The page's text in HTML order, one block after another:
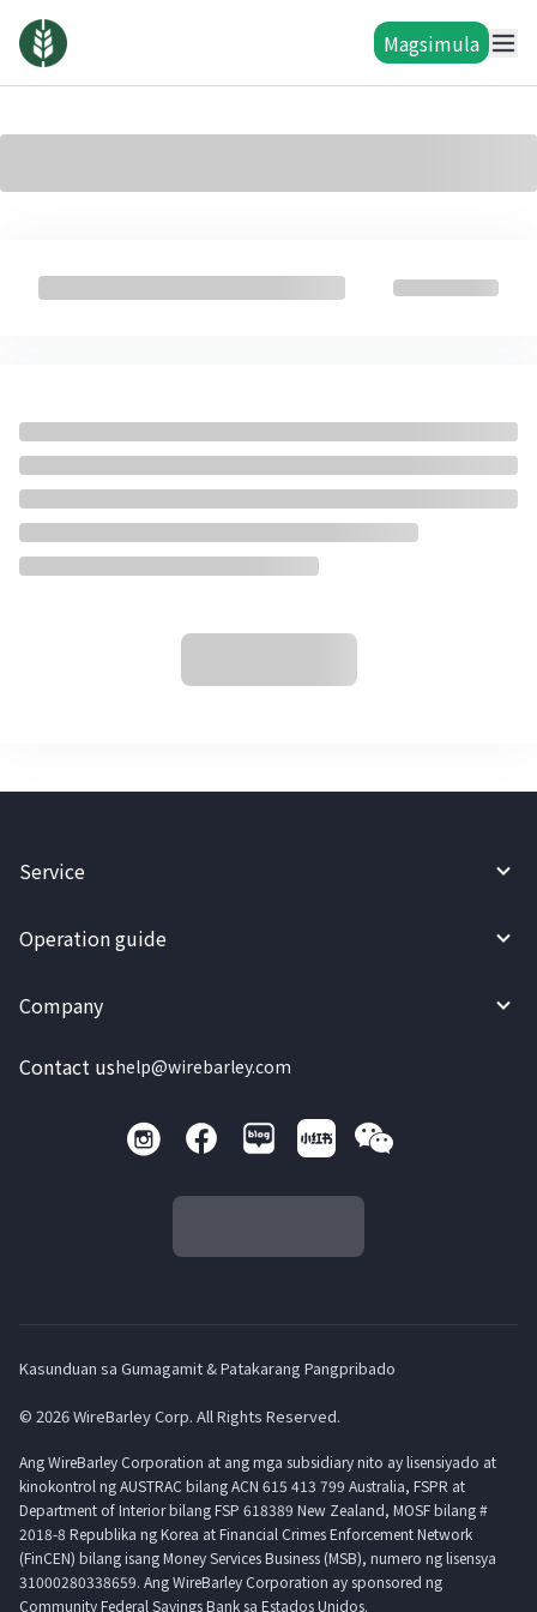
Magsimula
Service
Operation guide
Company
Contact ushelp@wirebarley.com
Kasunduan sa Gumagamit & Patakarang Pangpribado
© 2026 WireBarley Corp. All Rights Reserved.
Ang WireBarley Corporation at ang mga subsidiary nito ay lisensiyado at
kinokontrol ng AUSTRAC bilang ACN 615 413 799 Australia, FSPR at
Department of Interior bilang FSP 618389 New Zealand, MOSF bilang #
2018-8 Republika ng Korea at Financial Crimes Enforcement Network
(FinCEN) bilang isang Money Services Business (MSB), numero ng lisensya
31000280338659. Ang WireBarley Corporation ay sponsored ng
Community Federal Savings Bank sa Estados Unidos.